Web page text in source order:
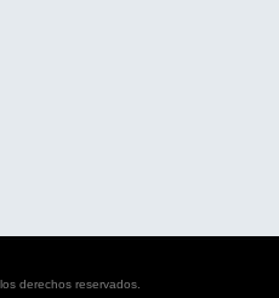
derechos reservados.